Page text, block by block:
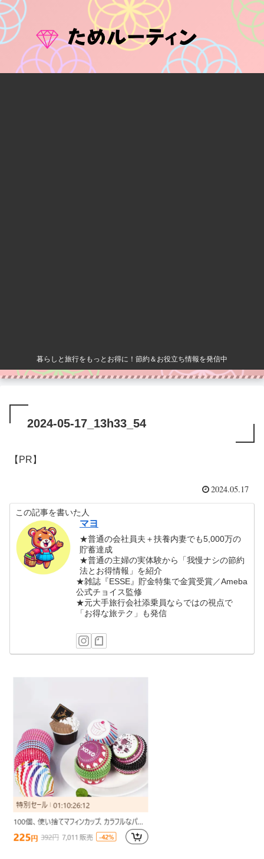
暮らしと旅行をもっとお得に！節約＆お役立ち情報を発信中
2024-05-17_13h33_54
【PR】
2024.05.17
この記事を書いた人
マヨ
★普通の会社員夫＋扶養内妻でも5,000万の
貯蓄達成
★普通の主婦の実体験から「我慢ナシの節約
法とお得情報」を紹介
★雑誌『ESSE』貯金特集で金賞受賞／Ameba
公式チョイス監修
★元大手旅行会社添乗員ならではの視点で
「お得な旅テク」も発信